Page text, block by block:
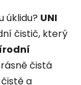
úklidu? UNI
čistič, který
čistá
a